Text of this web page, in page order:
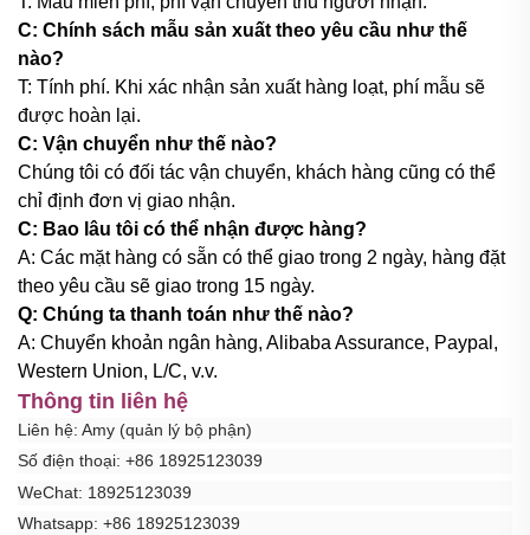
C: Chính sách mẫu sản xuất theo yêu cầu như thế
nào?
T: Tính phí. Khi xác nhận sản xuất hàng loạt, phí mẫu sẽ
được hoàn lại.
C: Vận chuyển như thế nào?
Chúng tôi có đối tác vận chuyển, khách hàng cũng có thể
chỉ định đơn vị giao nhận.
C: Bao lâu tôi có thể nhận được hàng?
A: Các mặt hàng có sẵn có thể giao trong 2 ngày, hàng đặt
theo yêu cầu sẽ giao trong 15 ngày.
Q: Chúng ta thanh toán như thế nào?
A: Chuyển khoản ngân hàng, Alibaba Assurance, Paypal,
Western Union, L/C, v.v.
Thông tin liên hệ
Liên hệ: Amy (quản lý bộ phận)
Số điện thoại: +86 18925123039
WeChat: 18925123039
Whatsapp: +86 18925123039